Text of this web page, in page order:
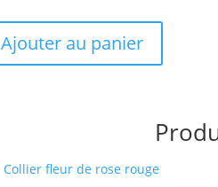
Ajouter au panier